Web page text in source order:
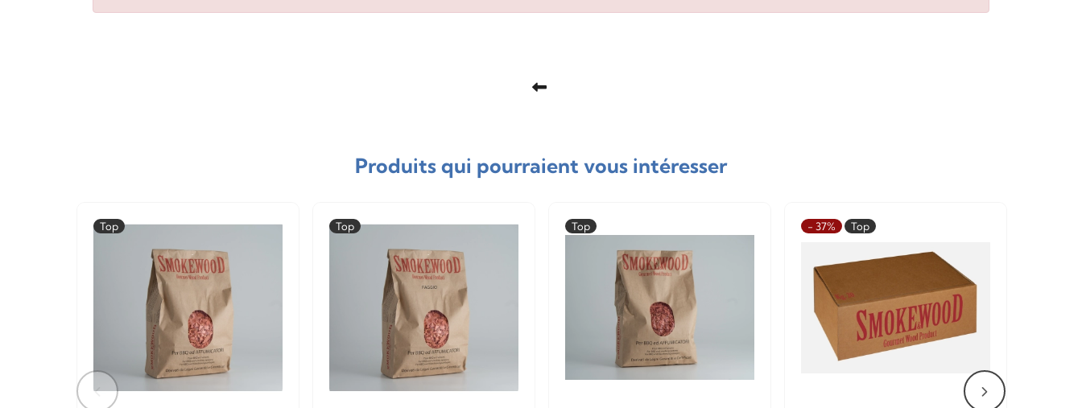
Produits qui pourraient vous intéresser
Top Top Top - 37% Top